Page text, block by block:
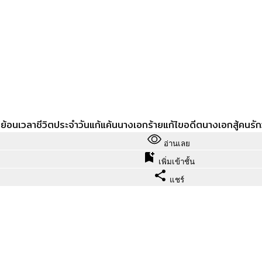
ย้อนเวลาชีวิตประจำวันแก้แค้นนางเอกร้ายแก้ไขอดีตนางเอกสู้คนรั
อ่านเลย
เพิ่มเข้าชั้น
แชร์